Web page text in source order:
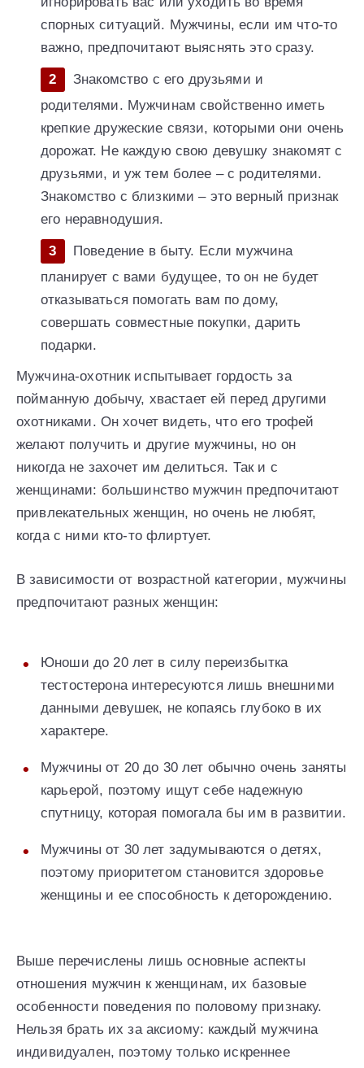
спорных ситуаций. Мужчины, если им что-то
важно, предпочитают выяснять это сразу.
Знакомство с его друзьями и
родителями. Мужчинам свойственно иметь
крепкие дружеские связи, которыми они очень
дорожат. Не каждую свою девушку знакомят с
друзьями, и уж тем более – с родителями.
Знакомство с близкими – это верный признак
его неравнодушия.
Поведение в быту. Если мужчина
планирует с вами будущее, то он не будет
отказываться помогать вам по дому,
совершать совместные покупки, дарить
подарки.
Мужчина-охотник испытывает гордость за
пойманную добычу, хвастает ей перед другими
охотниками. Он хочет видеть, что его трофей
желают получить и другие мужчины, но он
никогда не захочет им делиться. Так и с
женщинами: большинство мужчин предпочитают
привлекательных женщин, но очень не любят,
когда с ними кто-то флиртует.
В зависимости от возрастной категории, мужчины
предпочитают разных женщин:
Юноши до 20 лет в силу переизбытка
тестостерона интересуются лишь внешними
данными девушек, не копаясь глубоко в их
характере.
Мужчины от 20 до 30 лет обычно очень заняты
карьерой, поэтому ищут себе надежную
спутницу, которая помогала бы им в развитии.
Мужчины от 30 лет задумываются о детях,
поэтому приоритетом становится здоровье
женщины и ее способность к деторождению.
Выше перечислены лишь основные аспекты
отношения мужчин к женщинам, их базовые
особенности поведения по половому признаку.
Нельзя брать их за аксиому: каждый мужчина
индивидуален, поэтому только искреннее